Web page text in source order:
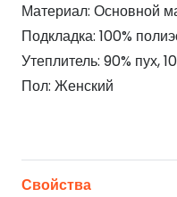
Материал: Основной
Подкладка: 100%
Утеплитель: 90% пух,
Пол: Женский
Свойства